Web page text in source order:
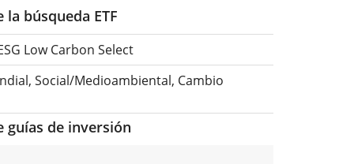
la búsqueda ETF
Low Carbon Select
Social/Medioambiental, Cambio
guías de inversión